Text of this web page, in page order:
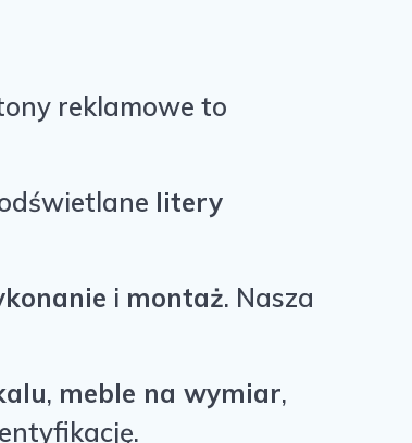
reklamowe to
litery
i montaż. Nasza
, meble na wymiar,